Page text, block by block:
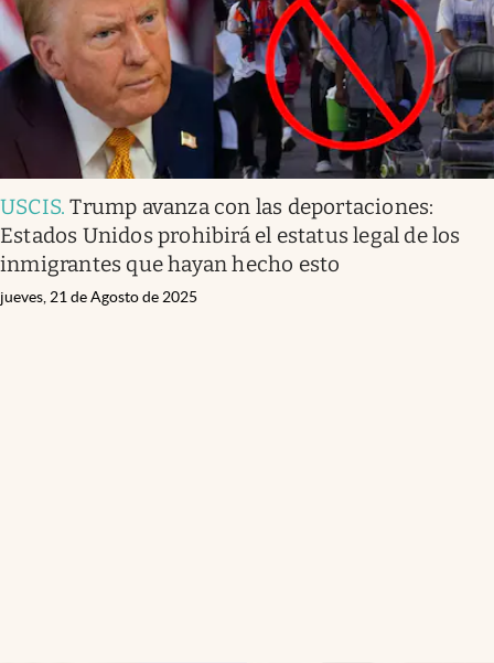
USCIS.Trump avanza con las deportaciones:
Estados Unidos prohibirá el estatus legal de los
inmigrantes que hayan hecho esto
jueves, 21 de Agosto de 2025